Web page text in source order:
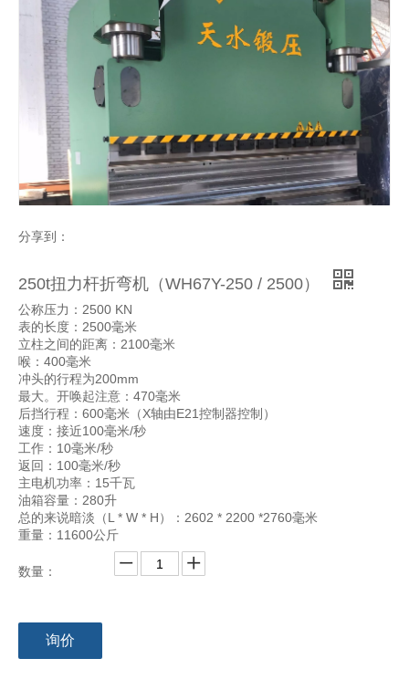
扭杆折弯机（WH67Y-170 / 4100）
分享到：
250t扭力杆折弯机（WH67Y-250 / 2500）
公称压力：2500 KN
表的长度：2500毫米
立柱之间的距离：2100毫米
喉：400毫米
冲头的行程为200mm
最大。开唤起注意：470毫米
后挡行程：600毫米（X轴由E21控制器控制）
速度：接近100毫米/秒
工作：10毫米/秒
返回：100毫米/秒
主电机功率：15千瓦
油箱容量：280升
总的来说暗淡（L * W * H）：2602 * 2200 *2760毫米
重量：11600公斤
数量：
询价